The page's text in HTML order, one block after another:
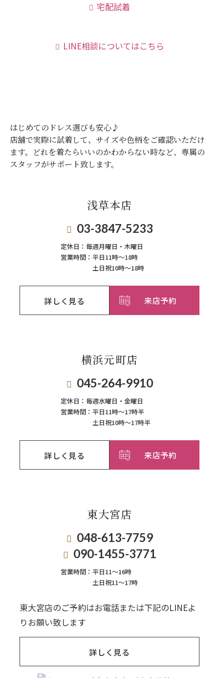
宅配試着
LINE相談についてはこちら
はじめてのドレス選びも安心♪
店舗で実際に試着して、サイズや色柄をご確認いただけ
ます。
どれを着たらいいのかわからない時など、専属の
スタッフがサポート致します。
浅草本店
03-3847-5233
定休日： 毎週月曜日・木曜日
営業時間： 平日11時～18時
土日祝10時～18時
詳しく見る 来店予約
横浜元町店
045-264-9910
定休日： 毎週⽔曜⽇‧⾦曜⽇
営業時間： 平日11時～17時半
土日祝10時～17時半
詳しく見る 来店予約
東大宮店
048-613-7759
090-1455-3771
営業時間： 平日11〜16時
土日祝11〜17時
東大宮店のご予約はお電話または下記のLINEよ
りお願い致します
詳しく見る